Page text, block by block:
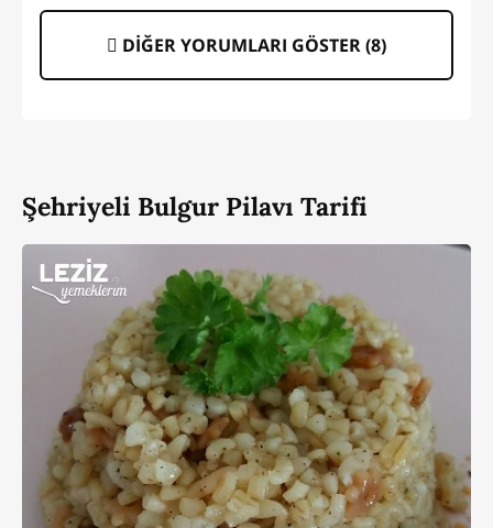
DİĞER YORUMLARI GÖSTER (8)
Şehriyeli Bulgur Pilavı Tarifi